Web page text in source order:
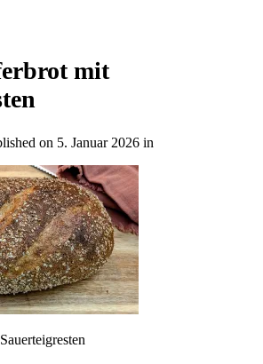
mit
on 5. Januar 2026 in